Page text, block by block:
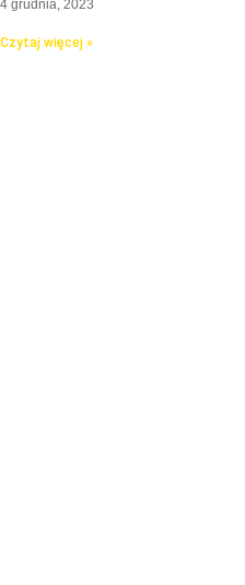
4 grudnia, 2023
Czytaj więcej »